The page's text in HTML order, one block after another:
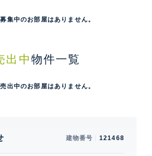
集中のお部屋はありません。
出中 物件一覧
出中のお部屋はありません。
建物番号 121468